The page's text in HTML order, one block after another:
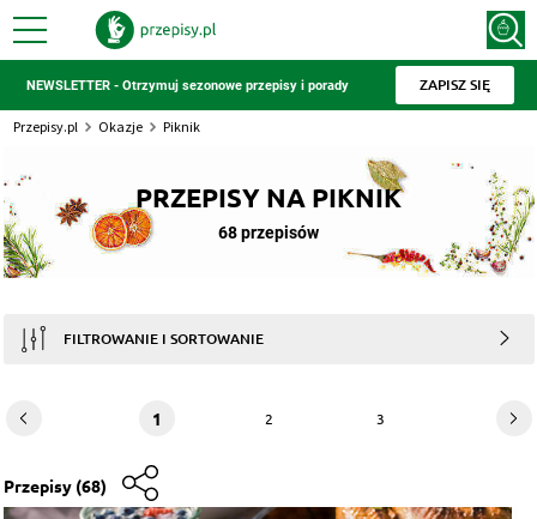
NEWSLETTER - Otrzymuj sezonowe przepisy i porady ZAPISZ SIĘ
Przepisy.pl Okazje Piknik
PRZEPISY NA PIKNIK
68 przepisów
FILTROWANIE I SORTOWANIE
1 2 3
Przepisy (68)